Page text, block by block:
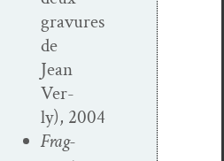
gravures
de
Jean
Ver­
ly), 2004
Frag­